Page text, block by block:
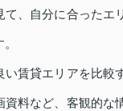
て、自分に合ったエ
い賃貸エリアを比較
資料など、客観的な